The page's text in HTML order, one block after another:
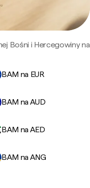
Bośni i Hercegowiny na
BAM na EUR
BAM na AUD
BAM na AED
BAM na ANG